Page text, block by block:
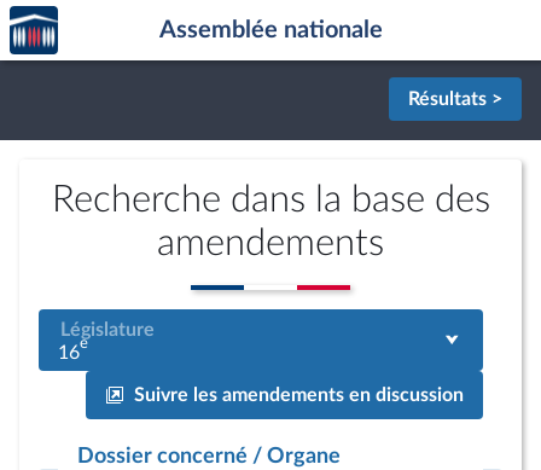
Aller au contenu
Aller en bas de la page
Accèder
à la
page
Assemblée nationale
Résultats >
Recherche dans la base des
amendements
Législature
16e
Suivre les amendements en discussion
Dossier concerné / Organe